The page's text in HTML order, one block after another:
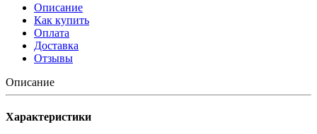
Описание
Как купить
Оплата
Доставка
Отзывы
Описание
Характеристики